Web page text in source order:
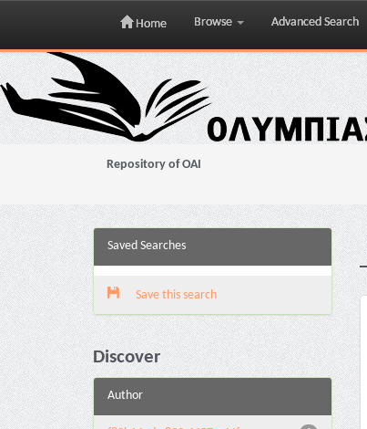
Skip
navigation
Home Browse Advanced Search
Repository of OAI
Saved Searches
Save this search
Discover
Author